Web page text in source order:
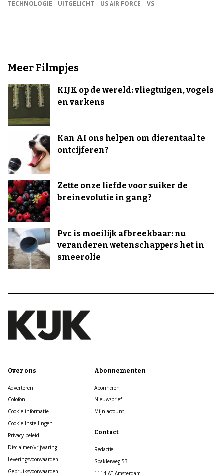
TECHNOLOGIE
UITGELICHT US AIR FORCE VS
Meer Filmpjes
KIJK op de wereld: vliegtuigen, vogels
en varkens
Kan AI ons helpen om dierentaal te
ontcijferen?
Zette onze liefde voor suiker de
breinevolutie in gang?
Pvc is moeilijk afbreekbaar: nu
veranderen wetenschappers het in
smeerolie
Over ons
Adverteren
Colofon
Cookie informatie
Cookie Instellingen
Privacy beleid
Disclaimer/vrijwaring
Leveringsvoorwaarden
Gebruiksvoorwaarden
Abonnementen
Abonneren
Nieuwsbrief
Mijn account
Contact
Redactie
Spaklerweg 53
1114 AE Amsterdam